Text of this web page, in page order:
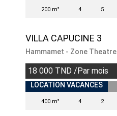
200 m² 4 5
VILLA CAPUCINE 3
Hammamet - Zone Theatre
18 000 TND /Par mois
LOCATION VACANCES
400 m² 4 2